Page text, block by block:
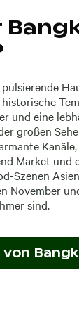
und eine
großen
Market und
Szenen
November
sind.